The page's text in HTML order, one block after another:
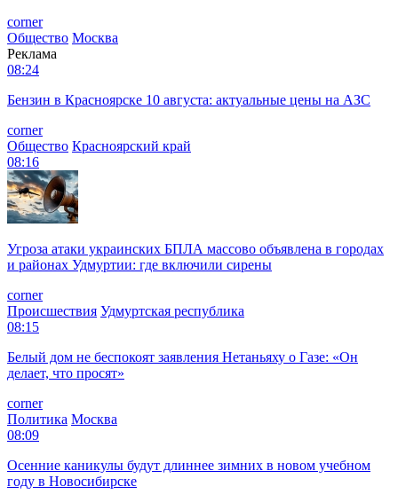
corner
Общество Москва
Реклама
08:24
Бензин в Красноярске 10 августа: актуальные цены на АЗС
corner
Общество Красноярский край
08:16
Угроза атаки украинских БПЛА массово объявлена в городах
и районах Удмуртии: где включили сирены
corner
Происшествия Удмуртская республика
08:15
Белый дом не беспокоят заявления Нетаньяху о Газе: «Он
делает, что просят»
corner
Политика Москва
08:09
Осенние каникулы будут длиннее зимних в новом учебном
году в Новосибирске